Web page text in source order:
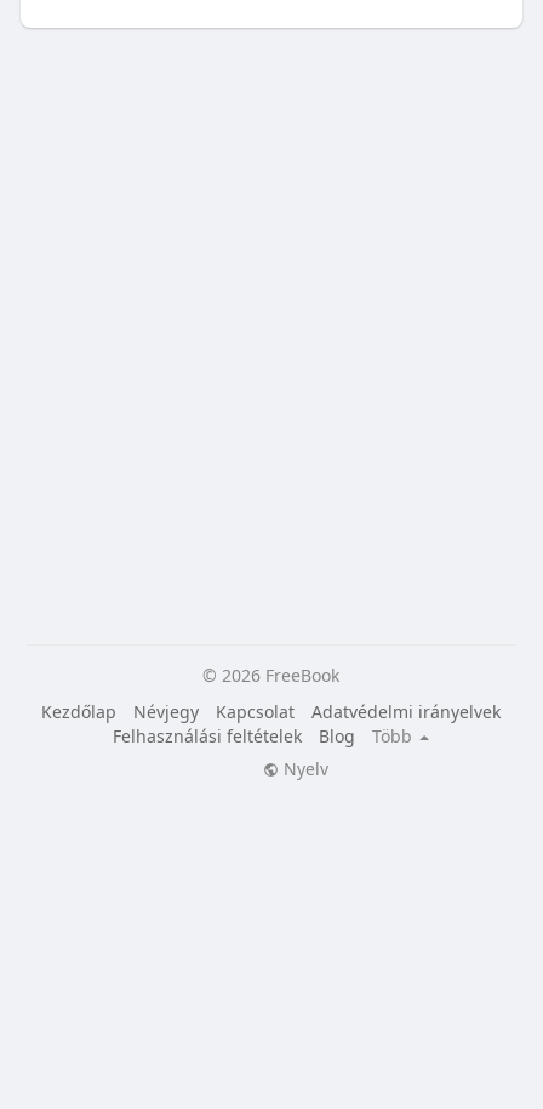
© 2026 FreeBook
Kezdőlap
Névjegy Kapcsolat
Adatvédelmi irányelvek
Felhasználási feltételek
Blog
Több
Nyelv